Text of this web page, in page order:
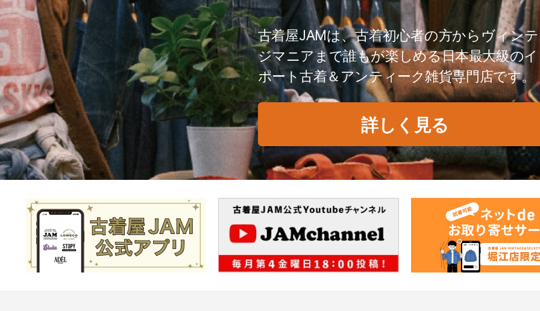
古着屋JAMは、古着初心者の方からヴィン
ジマニアまで誰もが楽しめる日本最大級の
ポート古着＆アンティーク雑貨専門店です。
詳しく見る